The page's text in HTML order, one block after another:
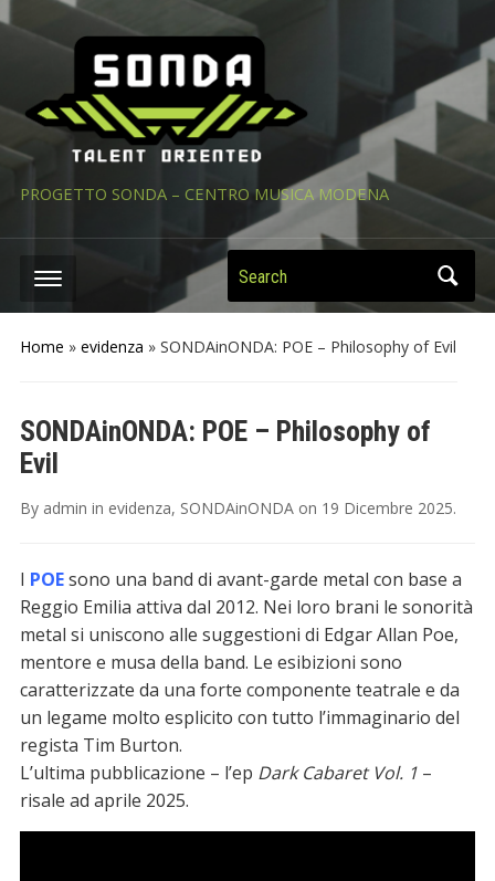
PROGETTO SONDA – CENTRO MUSICA MODENA
Search
Home » evidenza » SONDAinONDA: POE – Philosophy of Evil
SONDAinONDA: POE – Philosophy of
Evil
By admin in evidenza, SONDAinONDAon 19 Dicembre 2025.
I POEsono una band di avant-garde metal con base a
Reggio Emilia attiva dal 2012. Nei loro brani le sonorità
metal si uniscono alle suggestioni di Edgar Allan Poe,
mentore e musa della band. Le esibizioni sono
caratterizzate da una forte componente teatrale e da
un legame molto esplicito con tutto l’immaginario del
regista Tim Burton.
L’ultima pubblicazione – l’ep Dark Cabaret Vol. 1–
risale ad aprile 2025.